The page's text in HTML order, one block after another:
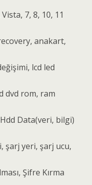
7, 8, 10, 11
anakart,
lcd led
dvd rom, ram
Data(veri, bilgi)
şarj yeri, şarj ucu,
Şifre Kırma